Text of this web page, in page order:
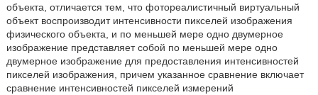
объекта, отличается тем, что фотореалистичный виртуальный
объект воспроизводит интенсивности пикселей изображения
физического объекта, и по меньшей мере одно двумерное
изображение представляет собой по меньшей мере одно
двумерное изображение для предоставления интенсивностей
пикселей изображения, причем указанное сравнение включает
сравнение интенсивностей пикселей измерений